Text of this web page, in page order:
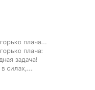
плача...
плача:
задача!
силах,...